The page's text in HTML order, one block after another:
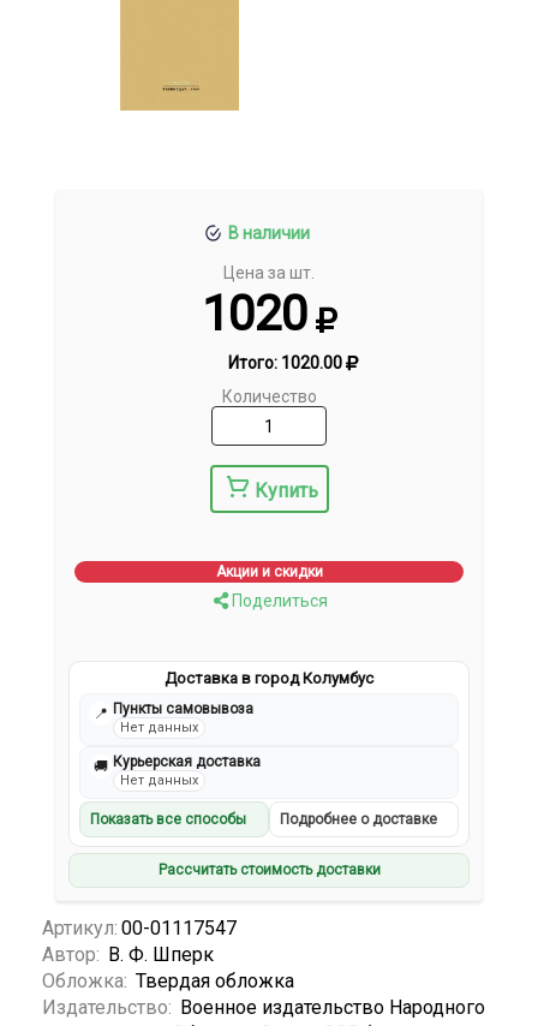
В наличии
Цена за шт.
1020
Итого: 1020.00
Количество
Купить
Акции и скидки
Поделиться
Доставка в город Колумбус
📍 Пункты самовывоза
Нет данных
🚚 Курьерская доставка
Нет данных
Показать все способы Подробнее о доставке
Рассчитать стоимость доставки
Артикул: 00-01117547
Автор: В. Ф. Шперк
Обложка: Твердая обложка
Издательство: Военное издательство Народного